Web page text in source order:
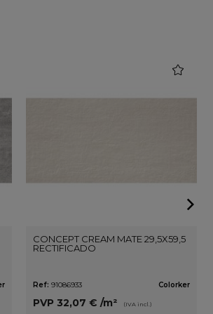
CONCEPT CREAM MATE 29,5X59,5
RECTIFICADO
Ref: 91086933 Colorker
PVP 32,07 €/m² (IVA incl.)
favorite